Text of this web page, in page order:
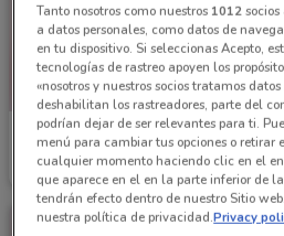
Price Shoes
Caduca el 31/12 4.2 km
Tanto nosotros como nuestros 1012
a datos personales, como datos de
en tu dispositivo. Si seleccionas Acepto,
tecnologías de rastreo apoyen los
«nosotros y nuestros socios tratamos
deshabilitan los rastreadores, parte del
podrían dejar de ser relevantes para ti.
menú para cambiar tus opciones o retirar
cualquier momento haciendo clic en el
que aparece en el en la parte inferior de
tendrán efecto dentro de nuestro Sitio
nuestra política de privacidad.Privacy